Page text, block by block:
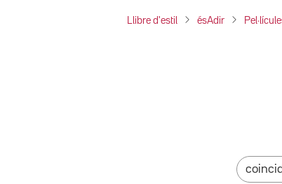
Llibre d'estil ésAdir